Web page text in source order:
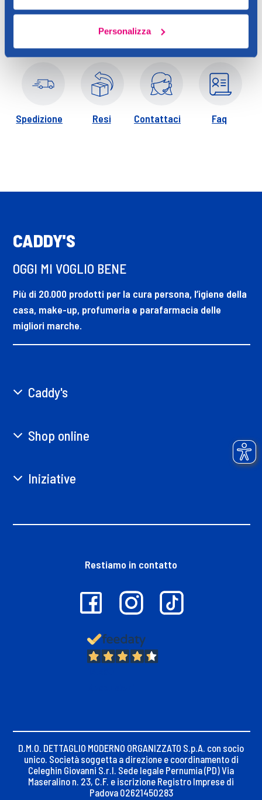
Personalizza
Spedizione Resi Contattaci Faq
CADDY'S
OGGI MI VOGLIO BENE
Più di 20.000 prodotti per la cura persona, l’igiene della
casa, make-up, profumeria e parafarmacia delle
migliori marche.
Caddy's
Shop online
Iniziative
Restiamo in contatto
D.M.O. DETTAGLIO MODERNO ORGANIZZATO S.p.A. con socio
unico. Società soggetta a direzione e coordinamento di
Celeghin Giovanni S.r.l. Sede legale Pernumia (PD) Via
Maseralino n. 23, C.F. e iscrizione Registro Imprese di
Padova 02621450283